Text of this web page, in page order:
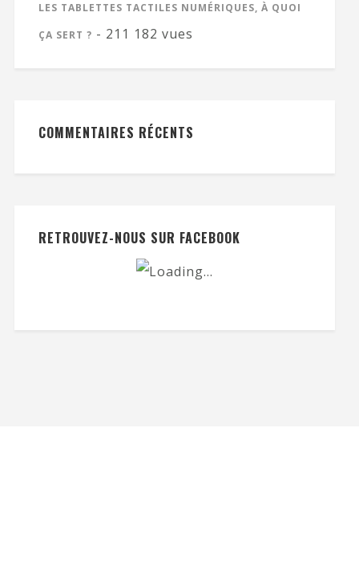
LES TABLETTES TACTILES NUMÉRIQUES, À QUOI
ÇA SERT ? - 211 182 vues
COMMENTAIRES RÉCENTS
RETROUVEZ-NOUS SUR FACEBOOK